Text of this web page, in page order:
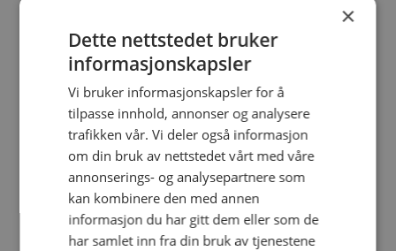
4
3*1.5
PVDFP31-05
5
3*1.5
×
Dette nettstedet bruker
informasjonskapsler
Vi bruker informasjonskapsler for å
tilpasse innhold, annonser og analysere
trafikken vår. Vi deler også informasjon
om din bruk av nettstedet vårt med våre
annonserings- og analysepartnere som
kan kombinere den med annen
informasjon du har gitt dem eller som de
har samlet inn fra din bruk av tjenestene